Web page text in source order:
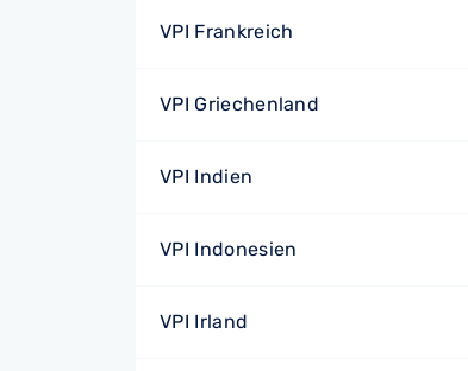
VPI Frankreich
VPI Griechenland
VPI Indien
VPI Indonesien
VPI Irland